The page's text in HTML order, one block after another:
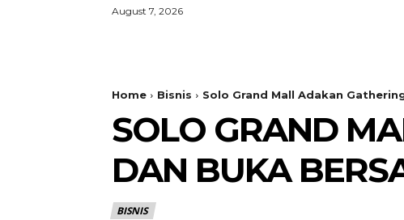
August 7, 2026